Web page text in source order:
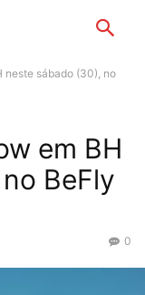
neste sábado (30), no
em BH
BeFly
0